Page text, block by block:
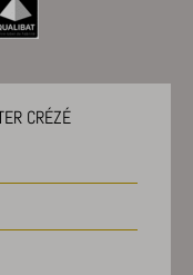
CRÉZÉ